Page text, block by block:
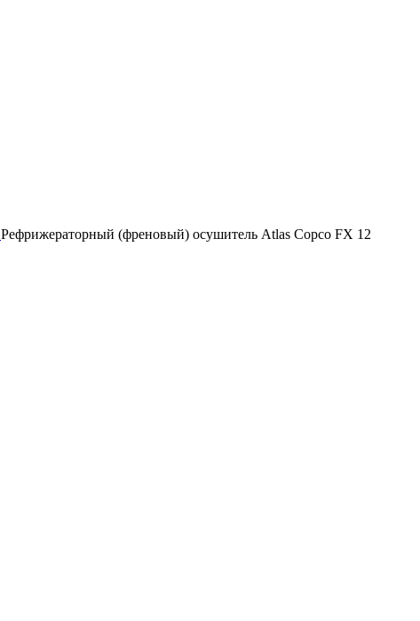
Рефрижераторный (френовый) осушитель Atlas Copco FX 12